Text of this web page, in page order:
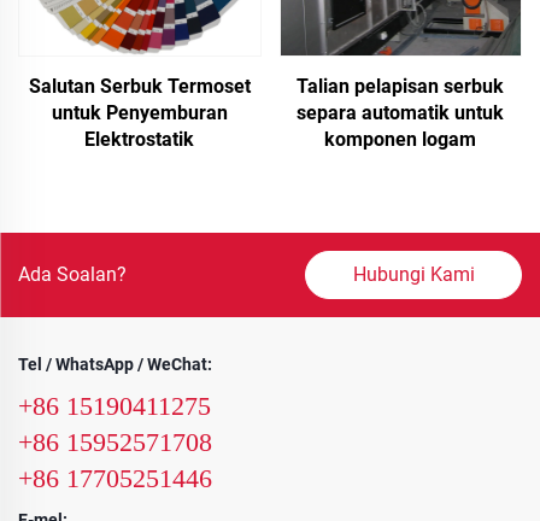
Salutan Serbuk Termoset
untuk Penyemburan
Elektrostatik
Talian pelapisan serbuk
separa automatik untuk
komponen logam
Ada Soalan? Hubungi Kami
Tel / WhatsApp / WeChat:
+86 15190411275
+86 15952571708
+86 17705251446